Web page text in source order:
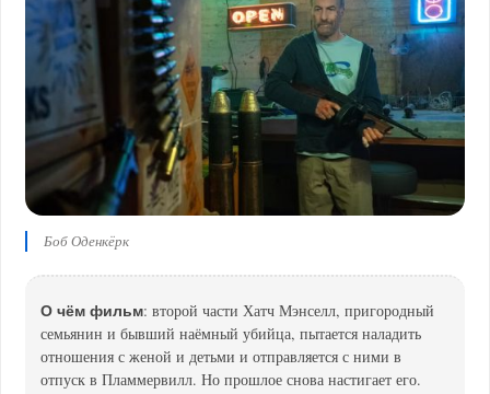
Боб Оденкёрк
О чём фильм: второй части Хатч Мэнселл, пригородный
семьянин и бывший наёмный убийца, пытается наладить
отношения с женой и детьми и отправляется с ними в
отпуск в Пламмервилл. Но прошлое снова настигает его.